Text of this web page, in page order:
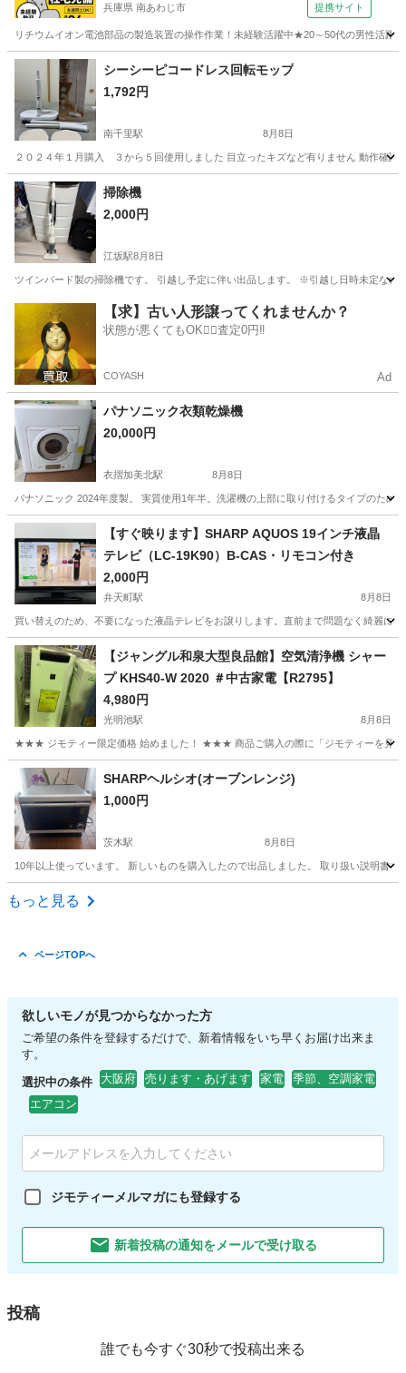
兵庫県 南あわじ市 提携サイト
リチウムイオン電池部品の製造装置の操作作業！未経験活躍中★20～50代の男性活
兵庫 南あわじ市 その他
シーシーピコードレス回転モップ
1,792円
南千里駅 8月8日
２０２４年１月購入 ３から５回使用しました 目立ったキズなど有りません 動作確
大阪 吹田市 南千里駅
掃除機
2,000円
江坂駅8月8日
ツインバード製の掃除機です。 引越し予定に伴い出品します。 ※引越し日時未定なの
江坂駅 生活家電 ツインバード
【求】古い人形譲ってくれませんか？
状態が悪くてもOK🙆‍♀️査定0円‼️
COYASH Ad
パナソニック衣類乾燥機
20,000円
衣摺加美北駅 8月8日
パナソニック 2024年度製。 実質使用1年半。洗濯機の上部に取り付けるタイプのた
大阪 東大阪市 衣摺加美北駅
【すぐ映ります】SHARP AQUOS 19インチ液晶
テレビ（LC-19K90）B-CAS・リモコン付き
2,000円
弁天町駅 8月8日
買い替えのため、不要になった液晶テレビをお譲りします。直前まで問題なく綺麗に
大阪 大阪市 弁天町駅 テレビ
【ジャングル和泉大型良品館】空気清浄機 シャー
プ KHS40-W 2020 ＃中古家電【R2795】
4,980円
光明池駅 8月8日
★★★ ジモティー限定価格 始めました！ ★★★ 商品ご購入の際に「ジモティーを見た
大阪 和泉市 季節、空調家電 ジャングル
SHARPヘルシオ(オーブンレンジ)
1,000円
茨木駅 8月8日
10年以上使っています。 新しいものを購入したので出品しました。 取り扱い説明書
大阪 茨木市
もっと見る
ページTOPへ
欲しいモノが見つからなかった方
ご希望の条件を登録するだけで、新着情報をいち早くお届け出来ま
す。
選択中の条件 大阪府 売ります・あげます 家電
季節、空調家電
エアコン
ジモティーメルマガにも登録する
新着投稿の通知をメールで受け取る
投稿
誰でも今すぐ30秒で投稿出来る